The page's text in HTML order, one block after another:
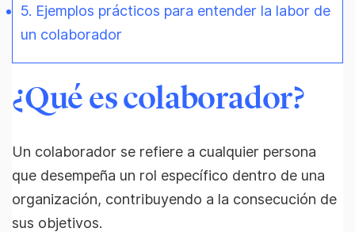
5. Ejemplos prácticos para entender la labor de
un colaborador
¿Qué es colaborador?
Un colaborador se refiere a cualquier persona
que desempeña un rol específico dentro de una
organización, contribuyendo a la consecución de
sus objetivos.